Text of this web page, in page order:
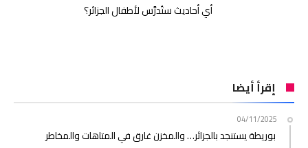
أي أحاديث ستُدرَّس لأطفال الجزائر؟
إقرأ أيضا
04/11/2025
بوريطة يستنجد بالجزائر… والمخزن غارق في المتاهات والمخاطر